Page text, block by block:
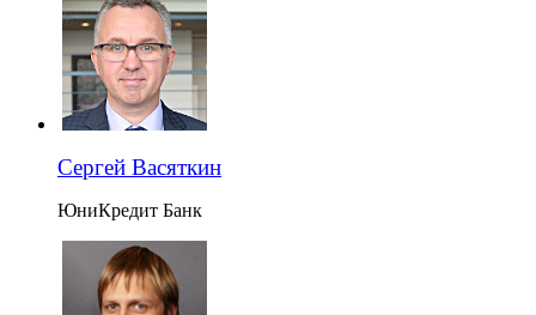
Сергей Васяткин
ЮниКредит Банк